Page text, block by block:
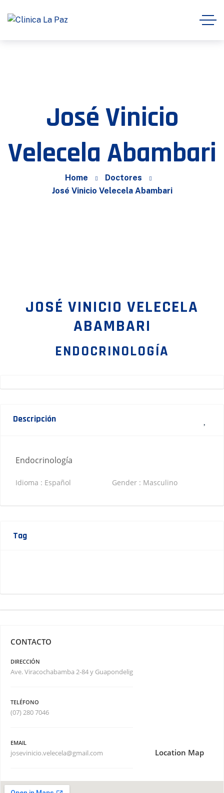
José Vinicio
Velecela Abambari
Home
Doctores
José Vinicio Velecela Abambari
JOSÉ VINICIO VELECELA
ABAMBARI
ENDOCRINOLOGÍA
Descripción
Endocrinología
Idioma : Español Gender : Masculino
Tag
CONTACTO
DIRECCIÓN
Ave. Viracochabamba 2-84 y Guapondelig
TELÉFONO
(07) 280 7046
EMAIL
josevinicio.velecela@gmail.com Location Map